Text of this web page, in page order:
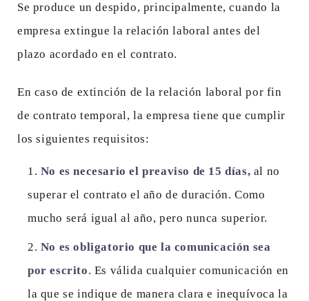
Se produce un despido, principalmente, cuando la
empresa extingue la relación laboral antes del
plazo acordado en el contrato.
En caso de extinción de la relación laboral por fin
de contrato temporal, la empresa tiene que cumplir
los siguientes requisitos:
No es necesario el preaviso de 15 días, al no
superar el contrato el año de duración. Como
mucho será igual al año, pero nunca superior.
No es obligatorio que la comunicación sea
por escrito. Es válida cualquier comunicación en
la que se indique de manera clara e inequívoca la